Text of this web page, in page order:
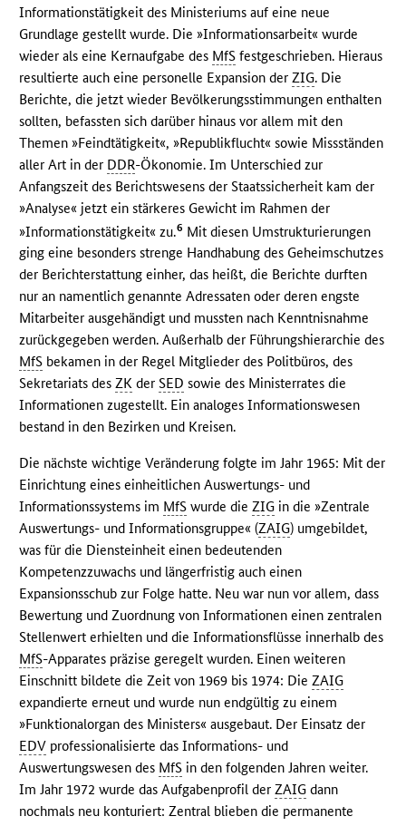
Informationstätigkeit des Ministeriums auf eine neue
Grundlage gestellt wurde. Die »Informationsarbeit« wurde
wieder als eine Kernaufgabe des MfS festgeschrieben. Hieraus
resultierte auch eine personelle Expansion derZIG. Die
Berichte, die jetzt wieder Bevölkerungsstimmungen enthalten
sollten, befassten sich darüber hinaus vor allem mit den
Themen »Feindtätigkeit«, »Republikflucht« sowie Missständen
aller Art in der DDR-Ökonomie. Im Unterschied zur
Anfangszeit des Berichtswesens der Staatssicherheit kam der
»Analyse« jetzt ein stärkeres Gewicht im Rahmen der
»Informationstätigkeit« zu.6 Mit diesen Umstrukturierungen
ging eine besonders strenge Handhabung des Geheimschutzes
der Berichterstattung einher, das heißt, die Berichte durften
nur an namentlich genannte Adressaten oder deren engste
Mitarbeiter ausgehändigt und mussten nach Kenntnisnahme
zurückgegeben werden. Außerhalb der Führungshierarchie des
MfS bekamen in der Regel Mitglieder des Politbüros, des
Sekretariats desZK derSED sowie des Ministerrates die
Informationen zugestellt. Ein analoges Informationswesen
bestand in den Bezirken und Kreisen.
Die nächste wichtige Veränderung folgte im Jahr 1965: Mit der
Einrichtung eines einheitlichen Auswertungs- und
Informationssystems im MfS wurde dieZIG in die »Zentrale
Auswertungs- und Informationsgruppe« (ZAIG) umgebildet,
was für die Diensteinheit einen bedeutenden
Kompetenzzuwachs und längerfristig auch einen
Expansionsschub zur Folge hatte. Neu war nun vor allem, dass
Bewertung und Zuordnung von Informationen einen zentralen
Stellenwert erhielten und die Informationsflüsse innerhalb des
MfS-Apparates präzise geregelt wurden. Einen weiteren
Einschnitt bildete die Zeit von 1969 bis 1974: DieZAIG
expandierte erneut und wurde nun endgültig zu einem
»Funktionalorgan des Ministers« ausgebaut. Der Einsatz der
EDV professionalisierte das Informations- und
Auswertungswesen des MfS in den folgenden Jahren weiter.
Im Jahr 1972 wurde das Aufgabenprofil derZAIG dann
nochmals neu konturiert: Zentral blieben die permanente